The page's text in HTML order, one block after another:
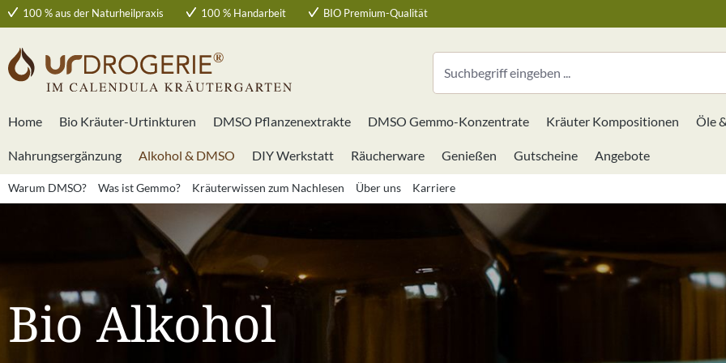
Hauptinhalt springen
Zur Suche springen
Zur Hauptnavigation springen
100 % aus der Naturheilpraxis 100 % Handarbeit BIO Premium-Qualität
Home Bio Kräuter-Urtinkturen DMSO Pflanzenextrakte DMSO Gemmo-Konzentrate Kräuter Kompositionen Öle
Nahrungsergänzung Alkohol & DMSO DIY Werkstatt Räucherware Genießen Gutscheine Angebote
Warum DMSO? Was ist Gemmo? Kräuterwissen zum Nachlesen Über uns Karriere
Bio Alkohol